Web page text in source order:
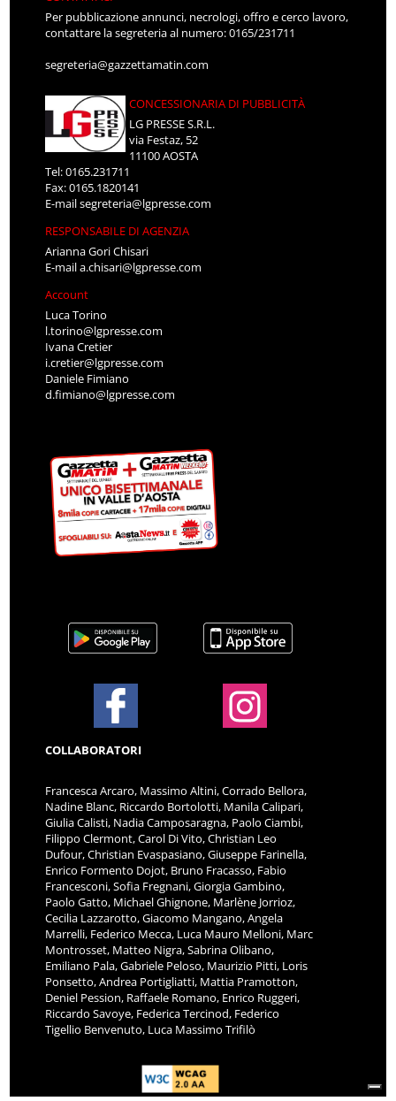
Per pubblicazione annunci, necrologi, offro e cerco lavoro,
contattare la segreteria al numero: 0165/231711
segreteria@gazzettamatin.com
CONCESSIONARIA DI PUBBLICITÀ
LG PRESSE S.R.L.
via Festaz, 52
11100 AOSTA
Tel: 0165.231711
Fax: 0165.1820141
E-mailsegreteria@lgpresse.com
RESPONSABILE DI AGENZIA
Arianna Gori Chisari
E-maila.chisari@lgpresse.com
Account
Luca Torino
l.torino@lgpresse.com
Ivana Cretier
i.cretier@lgpresse.com
Daniele Fimiano
d.fimiano@lgpresse.com
COLLABORATORI
Francesca Arcaro, Massimo Altini, Corrado Bellora,
Nadine Blanc, Riccardo Bortolotti, Manila Calipari,
Giulia Calisti, Nadia Camposaragna, Paolo Ciambi,
Filippo Clermont, Carol Di Vito, Christian Leo
Dufour, Christian Evaspasiano, Giuseppe Farinella,
Enrico Formento Dojot, Bruno Fracasso, Fabio
Francesconi, Sofia Fregnani, Giorgia Gambino,
Paolo Gatto, Michael Ghignone, Marlène Jorrioz,
Cecilia Lazzarotto, Giacomo Mangano, Angela
Marrelli, Federico Mecca, Luca Mauro Melloni, Marc
Montrosset, Matteo Nigra, Sabrina Olibano,
Emiliano Pala, Gabriele Peloso, Maurizio Pitti, Loris
Ponsetto, Andrea Portigliatti, Mattia Pramotton,
Deniel Pession, Raffaele Romano, Enrico Ruggeri,
Riccardo Savoye, Federica Tercinod, Federico
Tigellio Benvenuto, Luca Massimo Trifilò